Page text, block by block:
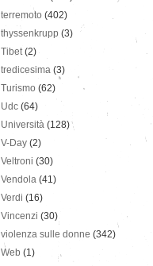
terremoto (402)
thyssenkrupp (3)
Tibet(2)
tredicesima (3)
Turismo (62)
Udc (64)
Università (128)
V-Day (2)
Veltroni (30)
Vendola (41)
Verdi (16)
Vincenzi (30)
violenza sulle donne (342)
Web (1)